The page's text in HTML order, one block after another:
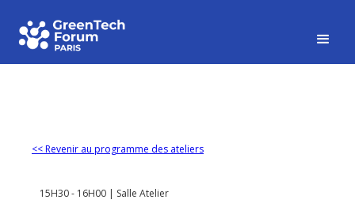
<< Revenir au programme des ateliers
15H30 - 16H00 | Salle Atelier